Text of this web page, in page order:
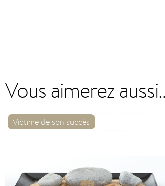
Vous aimerez
Victime de son succès